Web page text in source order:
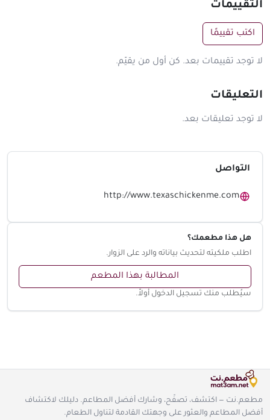
التقييمات
اكتب تقييمًا
لا توجد تقييمات بعد. كن أول من يقيّم.
التعليقات
لا توجد تعليقات بعد.
التواصل
http://www.texaschickenme.com
هل هذا مطعمك؟
اطلب ملكيته لتحديث بياناته والرد على الزوار.
المطالبة بهذا المطعم
سيُطلب منك تسجيل الدخول أولاً.
مطعم.نت — اكتشف، تصفّح، وشارك أفضل المطاعم. دليلك لاكتشاف
أفضل المطاعم والعثور على وجهتك القادمة لتناول الطعام.